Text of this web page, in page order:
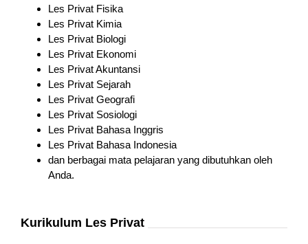
Les Privat Fisika
Les Privat Kimia
Les Privat Biologi
Les Privat Ekonomi
Les Privat Akuntansi
Les Privat Sejarah
Les Privat Geografi
Les Privat Sosiologi
Les Privat Bahasa Inggris
Les Privat Bahasa Indonesia
dan berbagai mata pelajaran yang dibutuhkan oleh
Anda.
Kurikulum Les Privat